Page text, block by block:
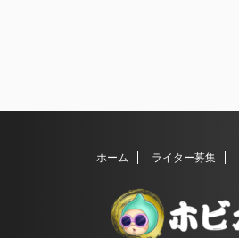
ホーム ライター募集